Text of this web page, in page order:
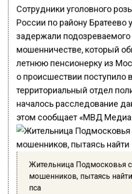
Сотрудники уголовного
России по району Братеево
задержали подозреваемого
мошенничестве, который
летнюю пенсионерку из
о происшествии поступило в
территориальный отдел
началось расследование
этом сообщает «МВД
Жительница Подмосковья
мошенников, пытаясь
пса